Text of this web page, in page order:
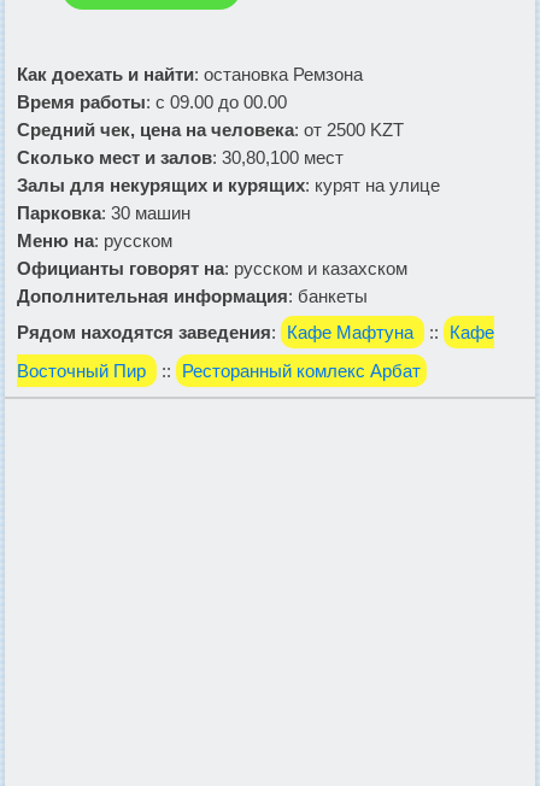
Как доехать и найти: остановка Ремзона
Время работы: с 09.00 до 00.00
Средний чек, цена на человека: от 2500 KZT
Сколько мест и залов: 30,80,100 мест
Залы для некурящих и курящих: курят на улице
Парковка: 30 машин
Меню на: русском
Официанты говорят на: русском и казахском
Дополнительная информация: банкеты
Рядом находятся заведения: Кафе Мафтуна ::
Кафе
Восточный Пир
:: Ресторанный комлекс Арбат